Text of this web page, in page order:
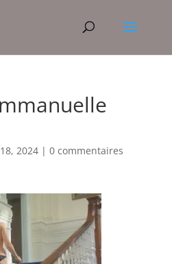
2024| 0 commentaires